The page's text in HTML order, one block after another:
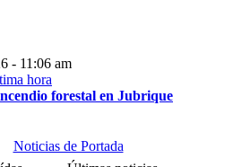
- 11:06 am
forestal en Jubrique
Noticias de Portada